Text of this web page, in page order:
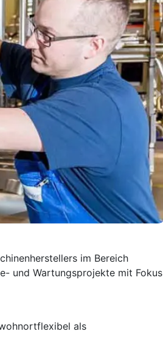
im Bereich
und Wartungs­projekte mit Fokus
als